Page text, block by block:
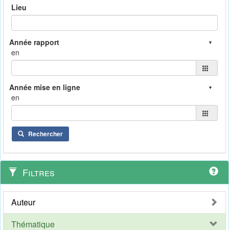
Lieu
en
en
Rechercher
Filtres
Auteur
Thématique